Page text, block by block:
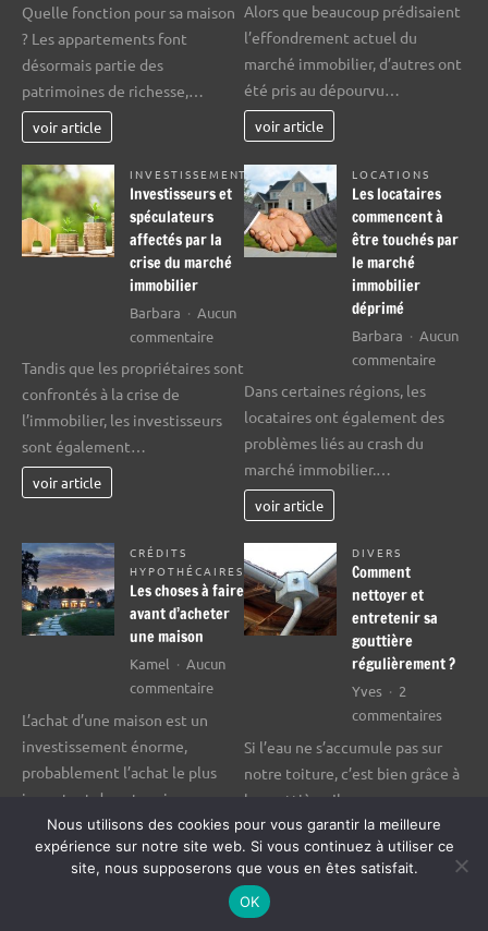
transactions
appartement
Quelle fonction pour sa maison
? Les appartements font
désormais partie des
patrimoines de richesse,…
voir article
crash
Alors que beaucoup prédisaient
l’effondrement actuel du
marché immobilier, d’autres ont
été pris au dépourvu…
voir article
INVESTISSEMENT
Investisseurs et
spéculateurs
affectés par la
crise du marché
immobilier
Barbara
Aucun
commentairesur
spéculateurs
affectés
immobilier
Tandis que les propriétaires sont
confrontés à la crise de
l’immobilier, les investisseurs
sont également…
voir article
LOCATIONS
Les locataires
commencent à
être touchés par
le marché
immobilier
déprimé
Barbara
Aucun
commentairesur
déprimé
Dans certaines régions, les
locataires ont également des
problèmes liés au crash du
marché immobilier.…
voir article
CRÉDITS
HYPOTHÉCAIRES
Les choses à faire
avant d’acheter
une maison
Kamel
Aucun
commentairesur
faire
d’acheter
une
maison
L’achat d’une maison est un
investissement énorme,
probablement l’achat le plus
important de votre vie.…
voir article
DIVERS
Comment
nettoyer et
entretenir sa
gouttière
régulièrement ?
Yves
2
commentaires
et
Si l’eau ne s’accumule pas sur
notre toiture, c’est bien grâce à
la gouttière. Il…
voir article
Thème WordPress : Dynamico par ThemeZee.
Nous utilisons des cookies pour vous garantir la meilleure
expérience sur notre site web. Si vous continuez à utiliser ce
site, nous supposerons que vous en êtes satisfait.
OK